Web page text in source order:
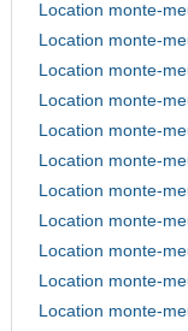
Location monte-
Location monte-
Location monte-
Location monte-
Location monte-
Location monte-
Location monte-
Location monte-
Location monte-
Location monte-
Location monte-